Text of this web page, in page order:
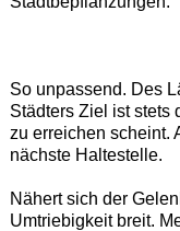
So unpassend. Des
Städters Ziel ist stets
zu erreichen scheint.
nächste Haltestelle.
Nähert sich der
Umtriebigkeit breit.